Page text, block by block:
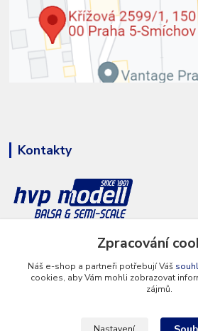
Kontakty
+420 777 286 674
info@hvp-modell.cz
Zpracování
Náš e-shop a partneři potřebují Váš
cookies, aby Vám mohli zobrazovat
zájmů.